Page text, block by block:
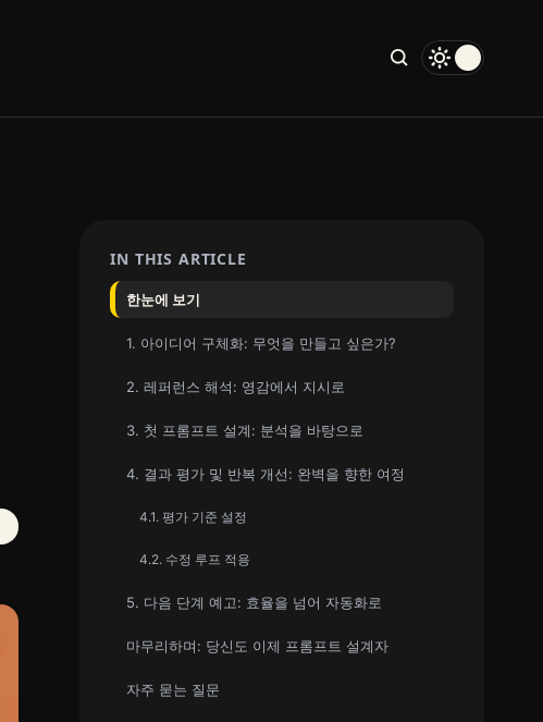
IN THIS ARTICLE
한눈에 보기
1. 아이디어 구체화: 무엇을 만들고 싶은가?
2. 레퍼런스 해석: 영감에서 지시로
3. 첫 프롬프트 설계: 분석을 바탕으로
4. 결과 평가 및 반복 개선: 완벽을 향한 여정
4.1. 평가 기준 설정
4.2. 수정 루프 적용
5. 다음 단계 예고: 효율을 넘어 자동화로
마무리하며: 당신도 이제 프롬프트 설계자
자주 묻는 질문